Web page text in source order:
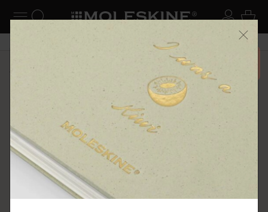
ナビゲーションの切替 ログ
検索 (キーワードなど) カ
6,500円以上のご購入で送料無料 メニ
ーを閉じる
ショップ The Original Notebook